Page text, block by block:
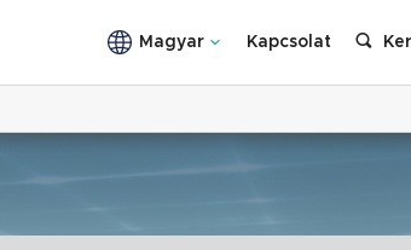
Magyar Kapcsolat